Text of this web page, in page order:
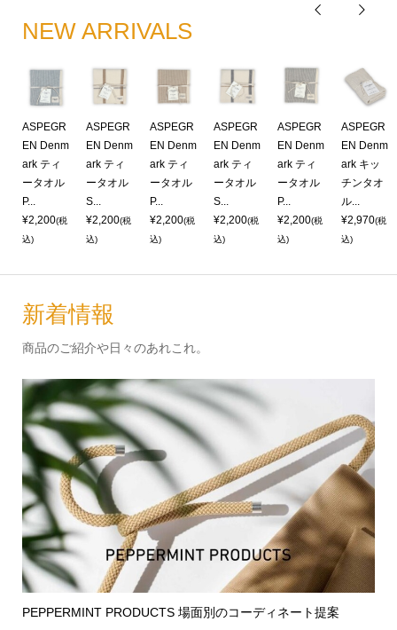
NEW ARRIVALS

ASPEGR
EN Denm
ark ティ
ータオル
P...
¥2,200(税
込)
ASPEGR
EN Denm
ark ティ
ータオル
S...
¥2,200(税
込)
ASPEGR
EN Denm
ark ティ
ータオル
P...
¥2,200(税
込)
ASPEGR
EN Denm
ark ティ
ータオル
S...
¥2,200(税
込)
ASPEGR
EN Denm
ark ティ
ータオル
P...
¥2,200(税
込)
ASPEGR
EN Denm
ark キッ
チンタオ
ル...
¥2,970(税
込)

新着情報
商品のご紹介や日々のあれこれ。
PEPPERMINT PRODUCTS 場面別のコーディネート提案